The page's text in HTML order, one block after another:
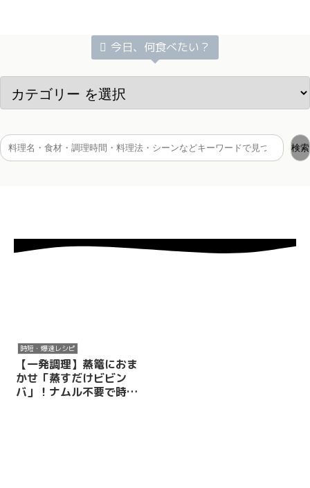
今日、何食べたい？
検索
時短・爆速レシピ
【一発調理】蒸篭におま
かせ「蒸すだけビビン
バ」！ナムル不要で時短